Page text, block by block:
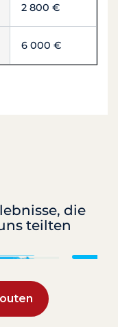
2 800 €
6 000 €
die
teilten